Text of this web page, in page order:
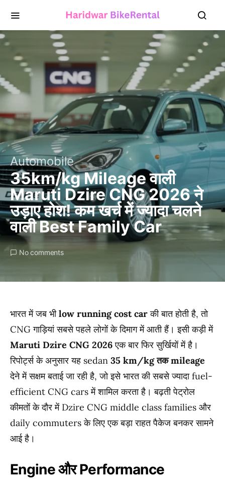
Automobile
35km/kg Mileage वाली
Maruti Dzire CNG 2026 ने
उड़ाए होश! कम खर्च में ज्यादा चलने
वाली Best Family Car
No comments
भारत में जब भीlow running cost carकी बात होती है, तो
CNG गाड़ियां सबसे पहले लोगों के दिमाग में आती हैं। इसी कड़ी में
Maruti Dzire CNG 2026एक बार फिर सुर्खियों में है।
रिपोर्ट्स के अनुसार यह sedan 35 km/kg तक mileage
देने में सक्षम बताई जा रही है, जो इसे भारत की सबसे ज्यादा fuel-
efficient CNG cars में शामिल करता है। बढ़ती पेट्रोल
कीमतों के दौर में Dzire CNG middle class families और
daily commuters के लिए एक बड़ा राहत पैकेज बनकर सामने
आई है।
Engine और Performance